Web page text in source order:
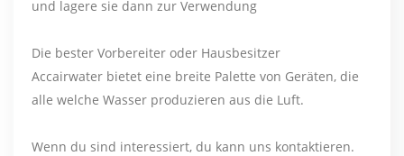
und lagere sie dann zur Verwendung
Die bester Vorbereiter oder Hausbesitzer
Accairwater bietet eine breite Palette von Geräten, die
alle welche Wasser produzieren aus die Luft.
Wenn du sind interessiert, du kann uns kontaktieren.